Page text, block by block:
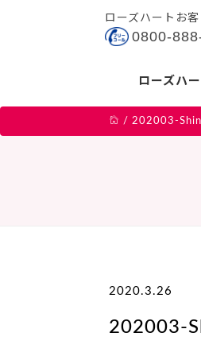
ローズハ
ローズハートお客
0800-
/ 202003-
2020.3.26
202003-